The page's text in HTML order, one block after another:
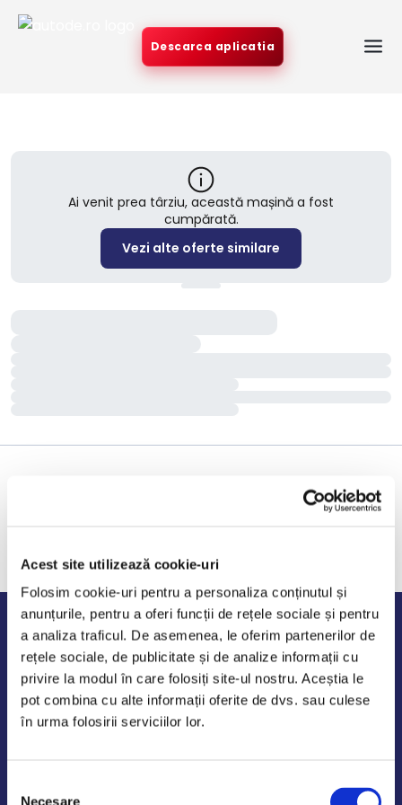
Acest site utilizează cookie-uri
Folosim cookie-uri pentru a personaliza conținutul și
anunțurile, pentru a oferi funcții de rețele sociale și pentru
a analiza traficul. De asemenea, le oferim partenerilor de
rețele sociale, de publicitate și de analize informații cu
privire la modul în care folosiți site-ul nostru. Aceștia le
pot combina cu alte informații oferite de dvs. sau culese
în urma folosirii serviciilor lor.
Necesare
Descarca aplicatia
Ai venit prea târziu, această mașină a fost
cumpărată.
Vezi alte oferte similare
Program de lucru
Luni - Vineri: 09:00-18:00
Sambata - Duminica: 10:00-14:00